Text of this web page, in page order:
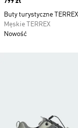
Buty turystyczne
Męskie TERREX
Nowość